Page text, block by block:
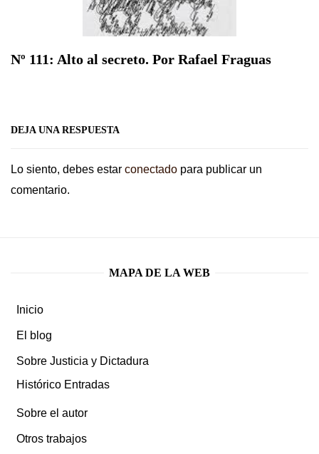
Nº 111: Alto al secreto. Por Rafael Fraguas
DEJA UNA RESPUESTA
Lo siento, debes estar conectado para publicar un
comentario.
MAPA DE LA WEB
Inicio
El blog
Sobre Justicia y Dictadura
Histórico Entradas
Sobre el autor
Otros trabajos